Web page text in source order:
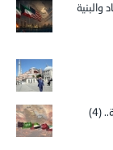
والبنية
(4)